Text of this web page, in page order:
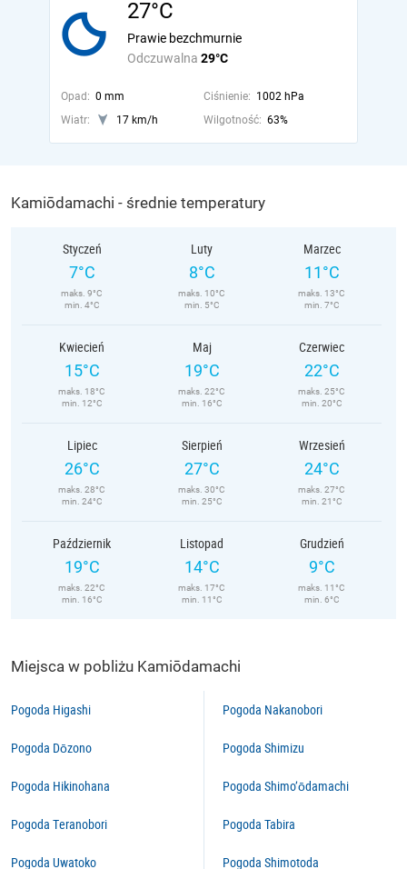
27°C
Odczuwalna 29°C
Prawie bezchmurnie
Opad: 0 mm Ciśnienie: 1002 hPa
Wiatr:
17 km/h Wilgotność: 63%
Kamiōdamachi - średnie temperatury
Styczeń
7°C
maks. 9°C
min. 4°C
Luty
8°C
maks. 10°C
min. 5°C
Marzec
11°C
maks. 13°C
min. 7°C
Kwiecień
15°C
maks. 18°C
min. 12°C
Maj
19°C
maks. 22°C
min. 16°C
Czerwiec
22°C
maks. 25°C
min. 20°C
Lipiec
26°C
maks. 28°C
min. 24°C
Sierpień
27°C
maks. 30°C
min. 25°C
Wrzesień
24°C
maks. 27°C
min. 21°C
Październik
19°C
maks. 22°C
min. 16°C
Listopad
14°C
maks. 17°C
min. 11°C
Grudzień
9°C
maks. 11°C
min. 6°C
Miejsca w pobliżu Kamiōdamachi
Pogoda Higashi
Pogoda Dōzono
Pogoda Hikinohana
Pogoda Teranobori
Pogoda Uwatoko
Pogoda Nakanobori
Pogoda Shimizu
Pogoda Shimo’ōdamachi
Pogoda Tabira
Pogoda Shimotoda